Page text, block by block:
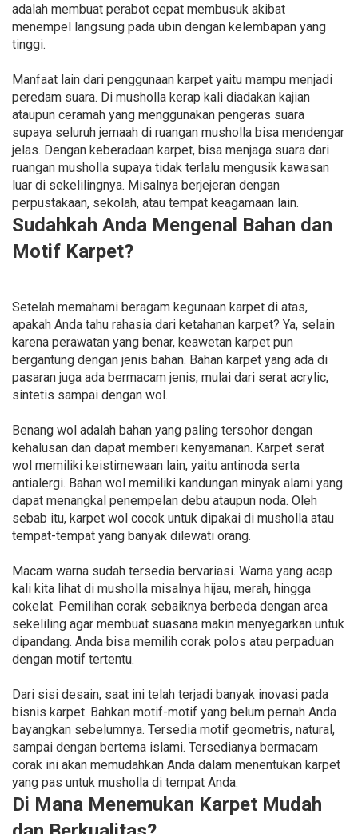
adalah membuat perabot cepat membusuk akibat
menempel langsung pada ubin dengan kelembapan yang
tinggi.
Manfaat lain dari penggunaan karpet yaitu mampu menjadi
peredam suara. Di musholla kerap kali diadakan kajian
ataupun ceramah yang menggunakan pengeras suara
supaya seluruh jemaah di ruangan musholla bisa mendengar
jelas. Dengan keberadaan karpet, bisa menjaga suara dari
ruangan musholla supaya tidak terlalu mengusik kawasan
luar di sekelilingnya. Misalnya berjejeran dengan
perpustakaan, sekolah, atau tempat keagamaan lain.
Sudahkah Anda Mengenal Bahan dan
Motif Karpet?
Setelah memahami beragam kegunaan karpet di atas,
apakah Anda tahu rahasia dari ketahanan karpet? Ya, selain
karena perawatan yang benar, keawetan karpet pun
bergantung dengan jenis bahan. Bahan karpet yang ada di
pasaran juga ada bermacam jenis, mulai dari serat acrylic,
sintetis sampai dengan wol.
Benang wol adalah bahan yang paling tersohor dengan
kehalusan dan dapat memberi kenyamanan. Karpet serat
wol memiliki keistimewaan lain, yaitu antinoda serta
antialergi. Bahan wol memiliki kandungan minyak alami yang
dapat menangkal penempelan debu ataupun noda. Oleh
sebab itu, karpet wol cocok untuk dipakai di musholla atau
tempat-tempat yang banyak dilewati orang.
Macam warna sudah tersedia bervariasi. Warna yang acap
kali kita lihat di musholla misalnya hijau, merah, hingga
cokelat. Pemilihan corak sebaiknya berbeda dengan area
sekeliling agar membuat suasana makin menyegarkan untuk
dipandang. Anda bisa memilih corak polos atau perpaduan
dengan motif tertentu.
Dari sisi desain, saat ini telah terjadi banyak inovasi pada
bisnis karpet. Bahkan motif-motif yang belum pernah Anda
bayangkan sebelumnya. Tersedia motif geometris, natural,
sampai dengan bertema islami. Tersedianya bermacam
corak ini akan memudahkan Anda dalam menentukan karpet
yang pas untuk musholla di tempat Anda.
Di Mana Menemukan Karpet Mudah